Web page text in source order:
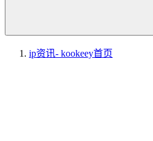
ip资讯- kookeey首页